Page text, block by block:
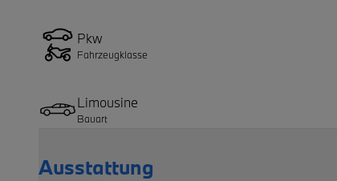
Pkw
Fahrzeugklasse
Limousine
Bauart
Ausstattung